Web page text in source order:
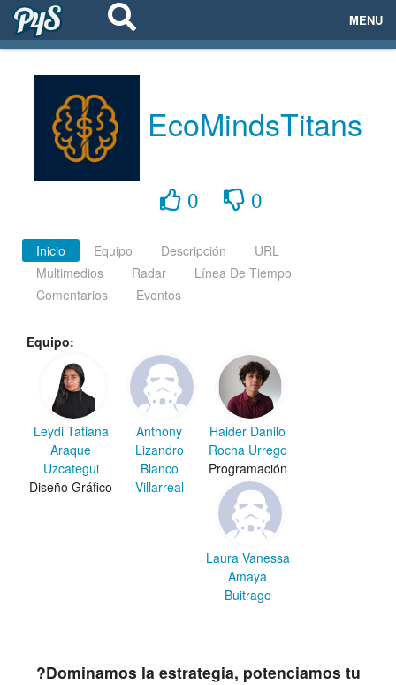
MENU
EVENTOS
EMPRESAS
NETWORKING
AYUDA
login
EcoMindsTitans
0 0
Inicio Equipo Descripción
URL
Multimedios
Radar
Línea De Tiempo
Comentarios
Eventos
Equipo:
Leydi Tatiana
Araque
Uzcategui
Diseño Gráfico
Anthony
Lizandro
Blanco
Villarreal
Haider Danilo
Rocha Urrego
Programación
Laura Vanessa
Amaya
Buitrago
?Dominamos la estrategia, potenciamos tu